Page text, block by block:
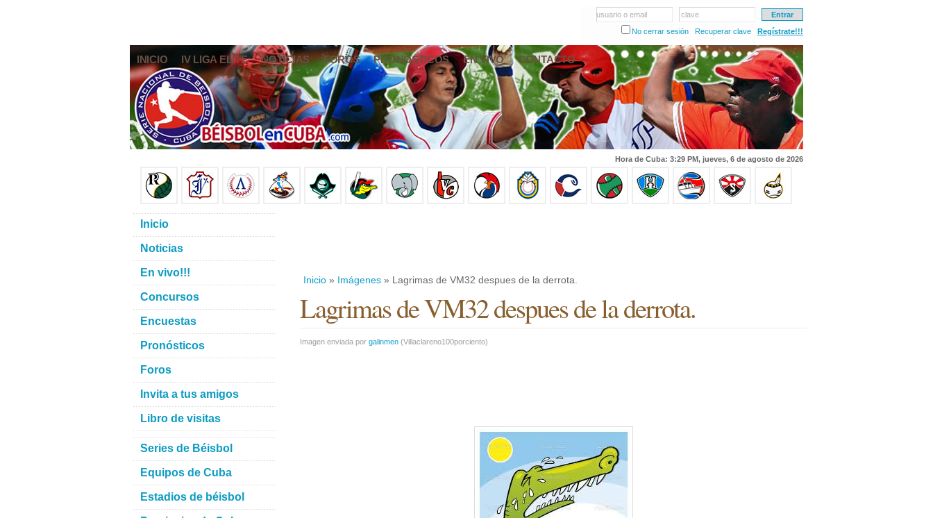
usuario o email
clave
No cerrar sesión
Recuperar clave Regístrate!!!
INICIO IV LIGA ELITE NOTICIAS FOROS PRONÓSTICOS EN VIVO CONTACTO
Hora de Cuba: 3:29 PM, jueves, 6 de agosto de 2026
Inicio » Imágenes » Lagrimas de VM32 despues de la derrota.
Lagrimas de VM32 despues de la derrota.
Imagen enviada por galinmen (Villaclareno100porciento)
Inicio
Noticias
En vivo!!!
Concursos
Encuestas
Pronósticos
Foros
Invita a tus amigos
Libro de visitas
Series de Béisbol
Equipos de Cuba
Estadios de béisbol